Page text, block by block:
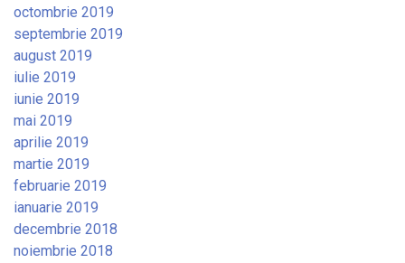
octombrie 2019
septembrie 2019
august 2019
iulie 2019
iunie 2019
mai 2019
aprilie 2019
martie 2019
februarie 2019
ianuarie 2019
decembrie 2018
noiembrie 2018